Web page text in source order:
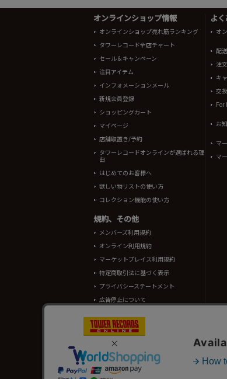
オンラインショップ情報
オンラインショップ売れ筋ランキング
タワーレコード全店チャート
セール＆キャンペーン
注目アイテム
インフォメーションメール
新規会員登録
ショッピングカート
マイページ
店舗取置き/予約
タワーレコードオンラインが選ばれる理
由
はじめてのお客様へ
欲しい物リストの使い方
コレクション機能の使い方
規約、その他
メンバーズ利用規約
オンライン利用規約
マーケットプレイス利用規約
特定商取引法に基づく表示
プライバシーステートメント
広告停止について
よ
オ
配
注
キ
交
For
お
マ
マ
TOWER RECORDS ONLINEに掲載されているす
情報の一部はRovi Corporation.、japan music
タワーレコード株式会社 東京都公安委員会 古物商